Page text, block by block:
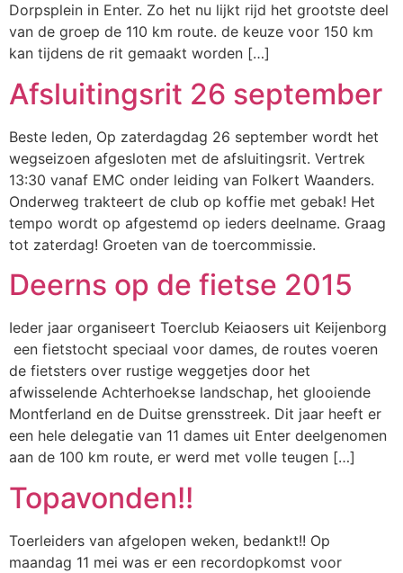
Dorpsplein in Enter. Zo het nu lijkt rijd het grootste deel
van de groep de 110 km route. de keuze voor 150 km
kan tijdens de rit gemaakt worden […]
Afsluitingsrit 26 september
Beste leden, Op zaterdagdag 26 september wordt het
wegseizoen afgesloten met de afsluitingsrit. Vertrek
13:30 vanaf EMC onder leiding van Folkert Waanders.
Onderweg trakteert de club op koffie met gebak! Het
tempo wordt op afgestemd op ieders deelname. Graag
tot zaterdag! Groeten van de toercommissie.
Deerns op de fietse 2015
Ieder jaar organiseert Toerclub Keiaosers uit Keijenborg
een fietstocht speciaal voor dames, de routes voeren
de fietsters over rustige weggetjes door het
afwisselende Achterhoekse landschap, het glooiende
Montferland en de Duitse grensstreek. Dit jaar heeft er
een hele delegatie van 11 dames uit Enter deelgenomen
aan de 100 km route, er werd met volle teugen […]
Topavonden!!
Toerleiders van afgelopen weken, bedankt!! Op
maandag 11 mei was er een recordopkomst voor